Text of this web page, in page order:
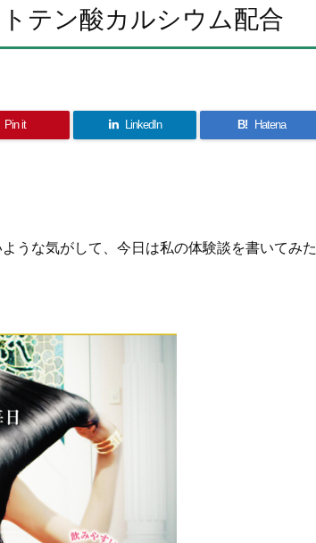
テン酸カルシウム配合
Pin it LinkedIn B! Hatena
うな気がして、今日は私の体験談を書いてみた